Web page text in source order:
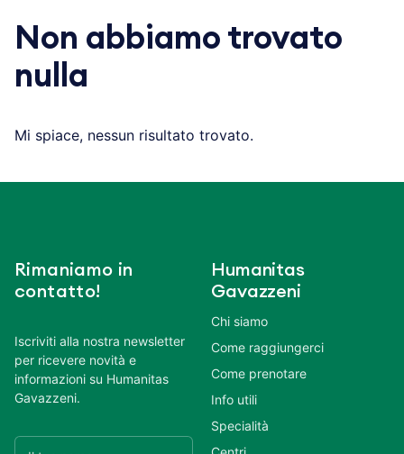
Non abbiamo trovato
nulla
Mi spiace, nessun risultato trovato.
Rimaniamo in
contatto!
Iscriviti alla nostra newsletter
per ricevere novità e
informazioni su Humanitas
Gavazzeni.
Humanitas
Gavazzeni
Chi siamo
Come raggiungerci
Come prenotare
Info utili
Specialità